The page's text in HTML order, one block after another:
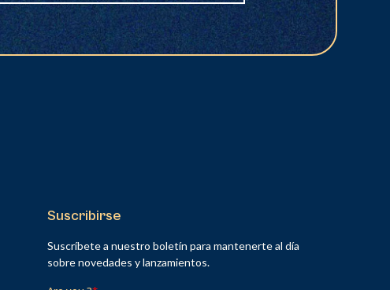
Suscribirse
Suscríbete a nuestro boletín para mantenerte al día
sobre novedades y lanzamientos.